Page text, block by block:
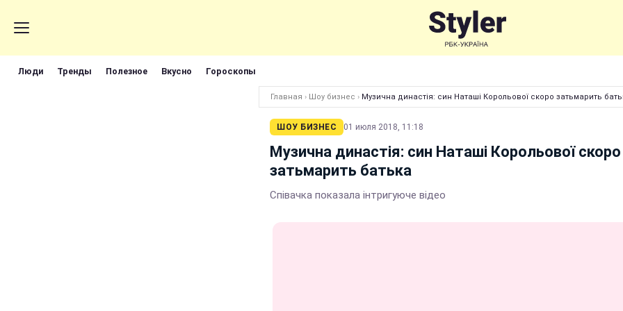
Люди Тренды Полезное Вкусно Гороскопы
Главная › Шоу бизнес › Музична династія: син Наташі Корольової скоро затьмарить
ШОУ БИЗНЕС 01 июля 2018, 11:18
Музична династія: син Наташі Корольової скоро
затьмарить батька
Співачка показала інтригуюче відео